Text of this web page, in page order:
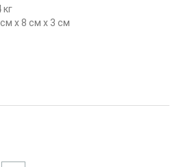
кг
x 8 см x 3 см